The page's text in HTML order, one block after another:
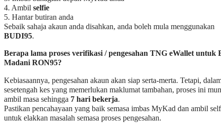
4. Ambil selfie
5. Hantar butiran anda
Sebaik sahaja akaun anda disahkan, anda boleh mula menggunakan
BUDI95.
Berapa lama proses verifikasi / pengesahan TNG eWallet untuk
Madani RON95?
Kebiasaannya, pengesahan akaun akan siap serta-merta. Tetapi,
sesetengah kes yang memerlukan maklumat tambahan, proses ini
ambil masa sehingga 7 hari bekerja.
Pastikan pencahayaan yang baik semasa imbas MyKad dan ambil
untuk elakkan masalah semasa proses pengesahan.